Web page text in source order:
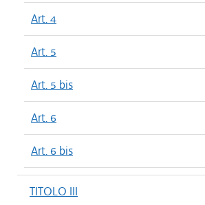
Art. 4
Art. 5
Art. 5 bis
Art. 6
Art. 6 bis
TITOLO III